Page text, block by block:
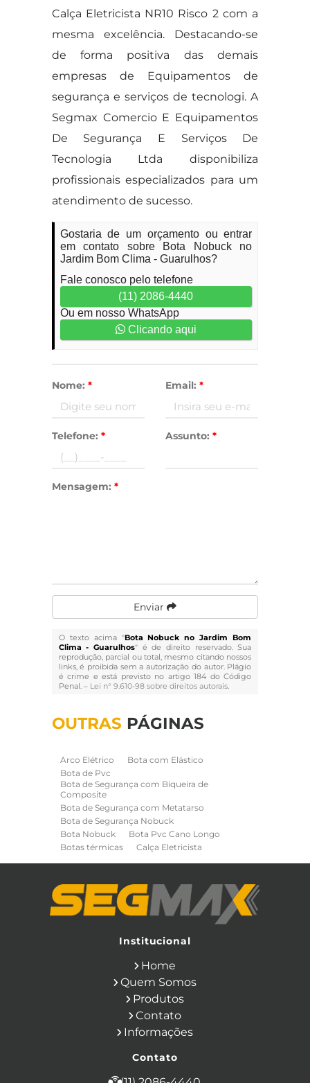
Calça Eletricista NR10 Risco 2 com a
mesma excelência. Destacando-se
de forma positiva das demais
empresas de Equipamentos de
segurança e serviços de tecnologi. A
Segmax Comercio E Equipamentos
De Segurança E Serviços De
Tecnologia Ltda disponibiliza
profissionais especializados para um
atendimento de sucesso.
Gostaria de um orçamento ou entrar
em contato sobre Bota Nobuck no
Jardim Bom Clima - Guarulhos?
Fale conosco pelo telefone
(11) 2086-4440
Ou em nosso WhatsApp
Clicando aqui
Nome: * Email: *
Telefone: * Assunto: *
Mensagem: *
Enviar
O texto acima "Bota Nobuck no Jardim Bom
Clima - Guarulhos" é de direito reservado. Sua
reprodução, parcial ou total, mesmo citando nossos
links, é proibida sem a autorização do autor. Plágio
é crime e está previsto no artigo 184 do Código
Penal. – Lei n° 9.610-98 sobre direitos autorais.
OUTRAS PÁGINAS
Arco Elétrico
Bota com Elástico
Bota de Pvc
Bota de Segurança com Biqueira de
Composite
Bota de Segurança com Metatarso
Bota de Segurança Nobuck
Bota Nobuck
Bota Pvc Cano Longo
Botas térmicas
Calça Eletricista
Capa de Chuva
Cinto de Segurança para Eletricista
Cinto de Seguranca Paraquedista
Cone de Sinalização
Equipamentos de Construcao Civil
Ferramentas Eletricas
Ferramentas Isoladas
Ferramentas Manuais para Construção
Filtro para Respirador
Japona Térmica para Câmara Fria
Luva de Cobertura
Luva Isolante
Luvas para Produtos Químicos
Institucional
Home
Quem Somos
Produtos
Contato
Informações
Contato